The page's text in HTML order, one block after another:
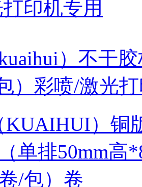
）不干
）彩喷/激光